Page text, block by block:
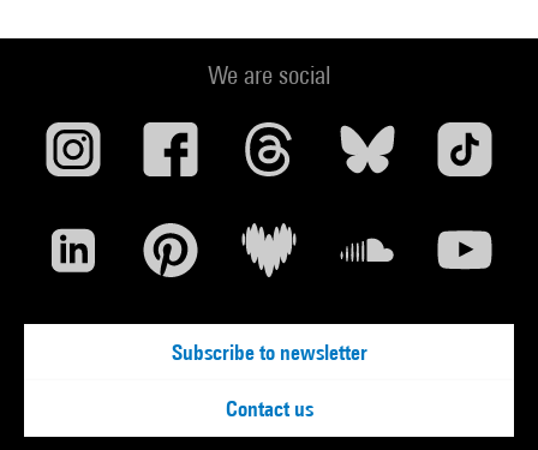
We are social
Subscribe to newsletter
Contact us